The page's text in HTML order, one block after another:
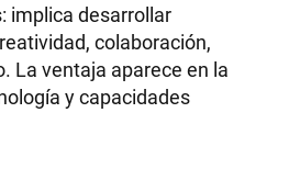
implica desarrollar
colaboración,
La ventaja aparece en la
y capacidades